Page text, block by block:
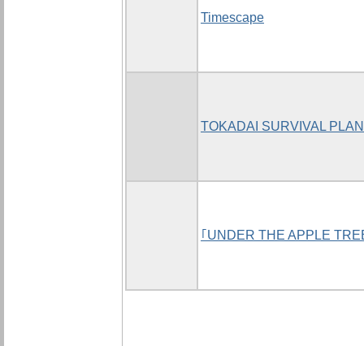
Timescape
TOKADAI SURVIVAL
｢UNDER THE APPLE